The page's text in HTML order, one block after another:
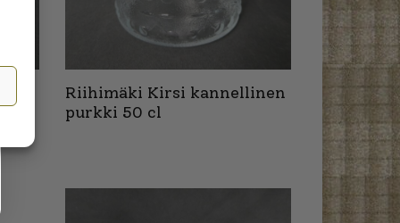
Riihimäki Kirsi kannellinen
purkki 50 cl